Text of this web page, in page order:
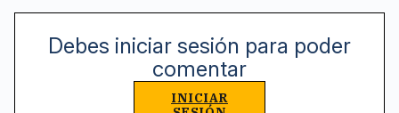
Debes iniciar sesión para poder
comentar
INICIAR